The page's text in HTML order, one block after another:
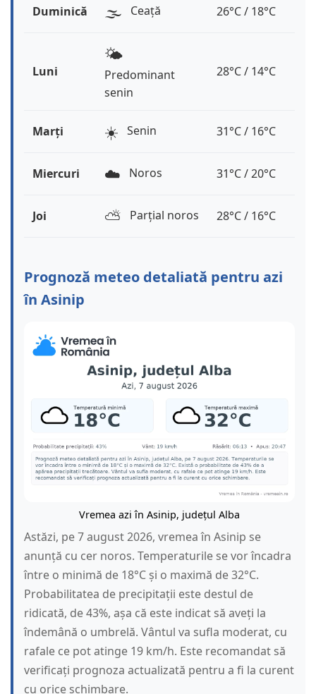
Duminică 🌫️ Ceață 26°C / 18°C
Luni
🌤️
Predominant
senin
28°C / 14°C
Marți ☀️ Senin 31°C / 16°C
Miercuri ☁️ Noros 31°C / 20°C
Joi ⛅️ Parțial noros 28°C / 16°C
Prognoză meteo detaliată pentru azi
în Asinip
Vremea azi în Asinip, județul Alba
Astăzi, pe 7 august 2026, vremea în Asinip se
anunță cu cer noros. Temperaturile se vor încadra
între o minimă de 18°C și o maximă de 32°C.
Probabilitatea de precipitații este destul de
ridicată, de 43%, așa că este indicat să aveți la
îndemână o umbrelă. Vântul va sufla moderat, cu
rafale ce pot atinge 19 km/h. Este recomandat să
verificați prognoza actualizată pentru a fi la curent
cu orice schimbare.